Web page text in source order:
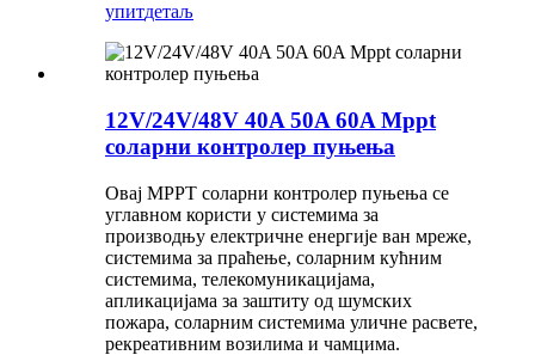
упитдетаљ
12V/24V/48V 40A 50A 60A Mppt
соларни контролер пуњења
Овај MPPT соларни контролер пуњења се
углавном користи у системима за
производњу електричне енергије ван мреже,
системима за праћење, соларним кућним
системима, телекомуникацијама,
апликацијама за заштиту од шумских
пожара, соларним системима уличне расвете,
рекреативним возилима и чамцима.